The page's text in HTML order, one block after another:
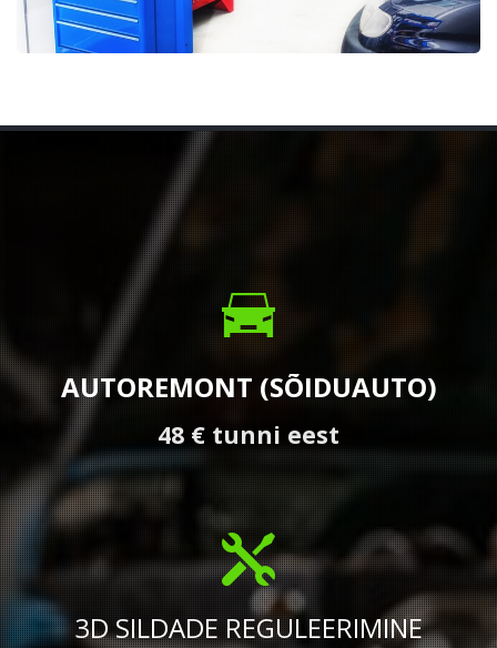
AUTOREMONT (SÕIDUAUTO)
48 € tunni eest
3D SILDADE REGULEERIMINE